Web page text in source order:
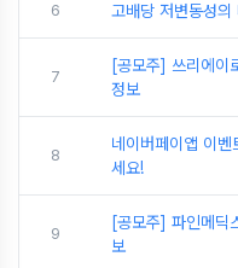
6 고배당 저변동성
7
[공모주] 쓰리에
정보
8
네이버페이앱 이
세요!
9
[공모주] 파인메
보